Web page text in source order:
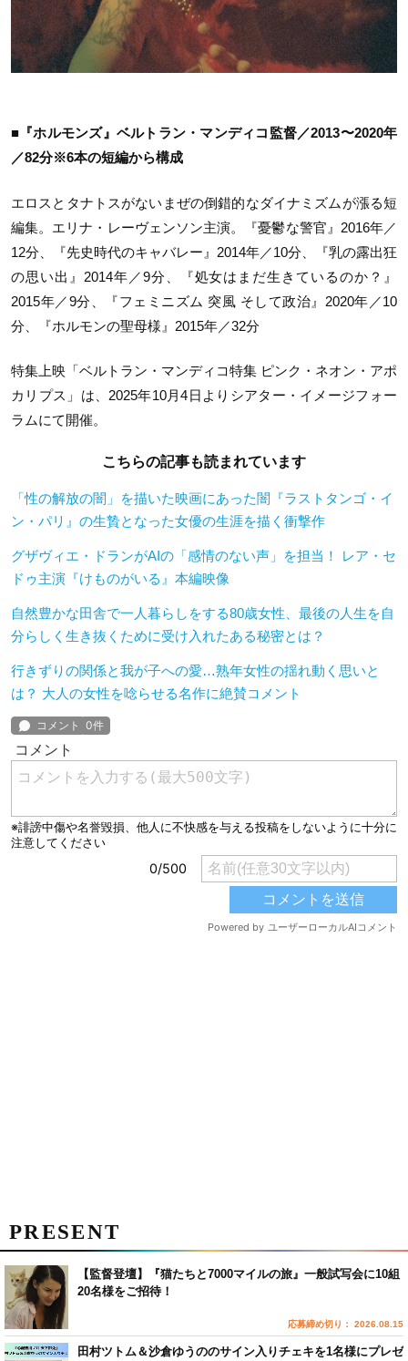
■『ホルモンズ』ベルトラン・マンディコ監督／2013〜2020年
／82分※6本の短編から構成
エロスとタナトスがないまぜの倒錯的なダイナミズムが漲る短
編集。エリナ・レーヴェンソン主演。『憂鬱な警官』2016年／
12分、『先史時代のキャバレー』2014年／10分、『乳の露出狂
の思い出』2014年／9分、『処女はまだ生きているのか？』
2015年／9分、『フェミニズム 突風 そして政治』2020年／10
分、『ホルモンの聖母様』2015年／32分
特集上映「ベルトラン・マンディコ特集 ピンク・ネオン・アポ
カリプス」は、2025年10月4日よりシアター・イメージフォー
ラムにて開催。
こちらの記事も読まれています
「性の解放の闇」を描いた映画にあった闇『ラストタンゴ・イ
ン・パリ』の生贄となった女優の生涯を描く衝撃作
グザヴィエ・ドランがAIの「感情のない声」を担当！ レア・セ
ドゥ主演『けものがいる』本編映像
自然豊かな田舎で一人暮らしをする80歳女性、最後の人生を自
分らしく生き抜くために受け入れたある秘密とは？
行きずりの関係と我が子への愛…熟年女性の揺れ動く思いと
は？ 大人の女性を唸らせる名作に絶賛コメント
PRESENT
【監督登壇】『猫たちと7000マイルの旅』一般試写会に10組
20名様をご招待！
応募締め切り： 2026.08.15
田村ツトム＆沙倉ゆうののサイン入りチェキを1名様にプレゼ